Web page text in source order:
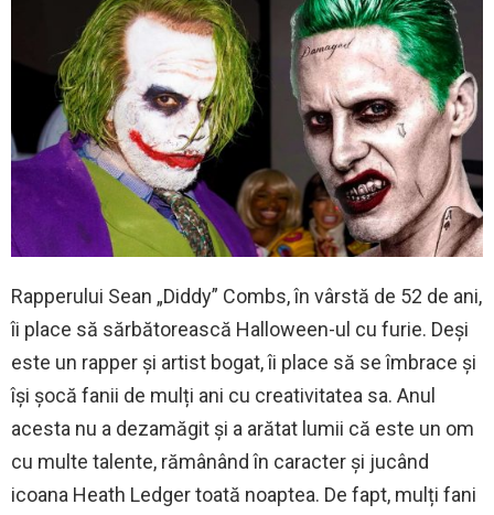
Rapperului Sean „Diddy” Combs, în vârstă de 52 de ani,
îi place să sărbătorească Halloween-ul cu furie. Deși
este un rapper și artist bogat, îi place să se îmbrace și
își șocă fanii de mulți ani cu creativitatea sa. Anul
acesta nu a dezamăgit și a arătat lumii că este un om
cu multe talente, rămânând în caracter și jucând
icoana Heath Ledger toată noaptea. De fapt, mulți fani